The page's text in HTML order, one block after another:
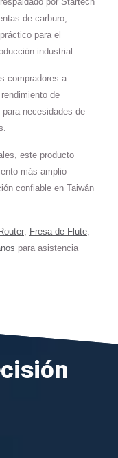
de carburo,
para el
industrial.
compradores a
de
necesidades de
este producto
más amplio
confiable en Taiwán
, Fresa de Flute,
para asistencia